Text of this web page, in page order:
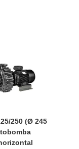
250 (Ø 245